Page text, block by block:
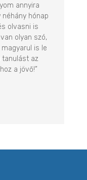
annyira
hónap
olvasni is
olyan szó,
is le
tanulást az
a jövő!”